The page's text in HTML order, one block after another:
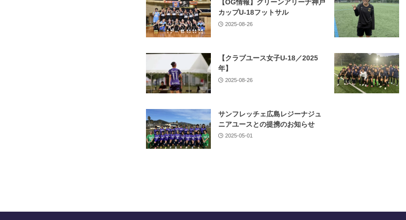
【OG情報】グリーンアリーナ神戸
カップU-18フットサル
2025-08-26
【クラブユース女子U-18／2025
年】
2025-08-26
サンフレッチェ広島レジーナジュ
ニアユースとの提携のお知らせ
2025-05-01